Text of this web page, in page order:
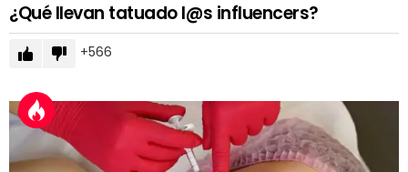
¿Qué llevan tatuado l@s influencers?
566